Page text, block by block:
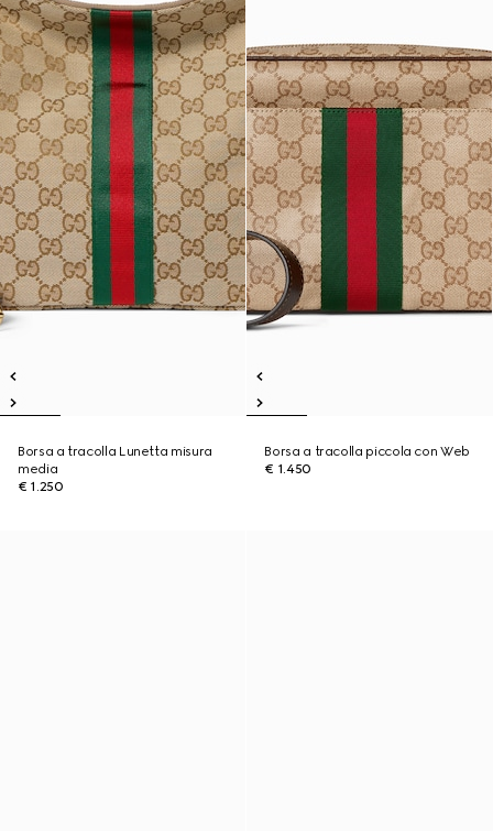
Borsa a tracolla Lunetta misura
media
€ 1.250
Borsa a tracolla piccola con Web
€ 1.450